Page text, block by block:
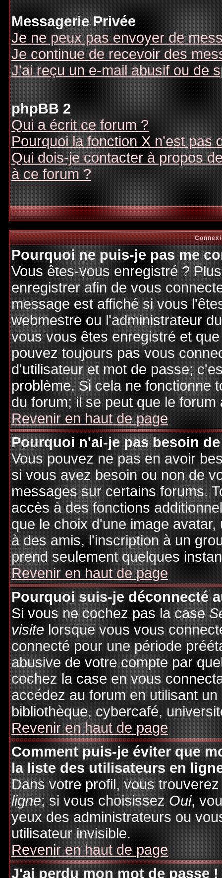
Messagerie Privée
Je ne peux pas envoyer de
Je continue de recevoir des
J'ai reçu un e-mail abusif ou de
phpBB 2
Qui a écrit ce forum ?
Pourquoi la fonction X n'est pas
Qui dois-je contacter à propos
à ce forum ?
Pourquoi ne puis-je pas me
Vous êtes-vous enregistré ?
enregistrer afin de vous
message est affiché si vous
webmestre ou l'administrateur
vous vous êtes enregistré et
pouvez toujours pas vous
d'utilisateur et mot de passe;
problème. Si cela ne fonctionne
du forum; il se peut que le
Revenir en haut de page
Pourquoi n'ai-je pas besoin
Vous pouvez ne pas en avoir
si vous avez besoin ou non de
messages sur certains forums.
accès à des fonctions
que le choix d'une image
à des amis, l'inscription à un
prend seulement quelques
Revenir en haut de page
Pourquoi suis-je déconnecté
Si vous ne cochez pas la case
visitelorsque vous vous
connecté pour une période
abusive de votre compte par
cochez la case en vous
accédez au forum en utilisant
bibliothèque, cybercafé,
Revenir en haut de page
Comment puis-je éviter que
la liste des utilisateurs en
Dans votre profil, vous
ligne; si vous choisissezOui,
yeux des administrateurs ou
utilisateur invisible.
Revenir en haut de page
J'ai perdu mon mot de passe !